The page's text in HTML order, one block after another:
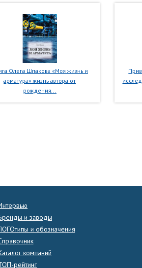
Олега Шпакова «Моя жизнь и
арматура» жизнь автора от
рождения...
и заводы
и обозначения
компаний
рейтинг